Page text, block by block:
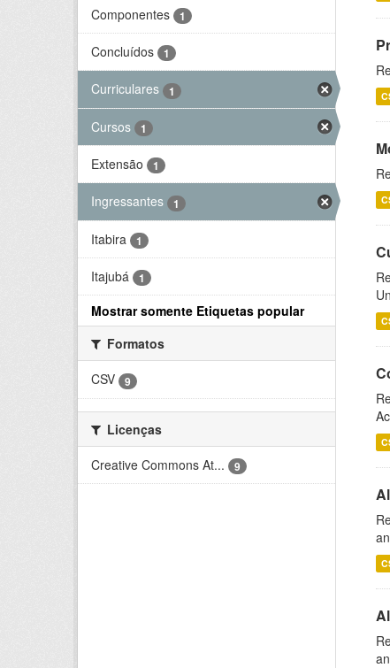
Componentes 1
Concluídos 1
Curriculares 1
Cursos 1
Extensão 1
Ingressantes 1
Itabira 1
Itajubá 1
Mostrar somente Etiquetas popular
Formatos
CSV
9
Licenças
Creative Commons At...
9